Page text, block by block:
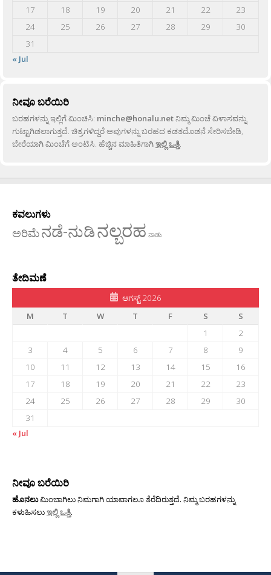
17
18 19 20 21 22
23
24
25 26 27 28 29
30
31
« Jul
ನೀವೂ ಬರೆಯಿರಿ
ಬರಹಗಳನ್ನು ಇಲ್ಲಿಗೆ ಮಿಂಚಿಸಿ: minche@honalu.netನಿಮ್ಮ ಮಿಂಚೆ ವಿಳಾಸವನ್ನು
ಗುಟ್ಟಾಗಿಡಲಾಗುತ್ತದೆ. ಚಿತ್ರಗಳಿದ್ದರೆ ಅವುಗಳನ್ನು ಬರಹದ ಕಡತದೊಡನೆ ಸೇರಿಸಬೇಡಿ,
ಬೇರೆಯಾಗಿ ಮಿಂಚೆಗೆ ಅಂಟಿಸಿ. ಹೆಚ್ಚಿನ ಮಾಹಿತಿಗಾಗಿಇಲ್ಲಿ ಒತ್ತಿ.
ಕವಲುಗಳು
ಅರಿಮೆನಡೆ-ನುಡಿನಲ್ಬರಹ ನಾಡು
ತೇದಿಮಣೆ
ಆಗಸ್ಟ್ 2026
M
T W T F S
S
1
2
3
4 5 6 7 8
9
10
11 12 13 14 15
16
17
18 19 20 21 22
23
24
25 26 27 28 29
30
31
« Jul
ನೀವೂ ಬರೆಯಿರಿ
ಹೊನಲುಮಿಂಬಾಗಿಲು ನಿಮಗಾಗಿ ಯಾವಾಗಲೂ ತೆರೆದಿರುತ್ತದೆ. ನಿಮ್ಮ ಬರಹಗಳನ್ನು
ಕಳುಹಿಸಲುಇಲ್ಲಿ ಒತ್ತಿ.